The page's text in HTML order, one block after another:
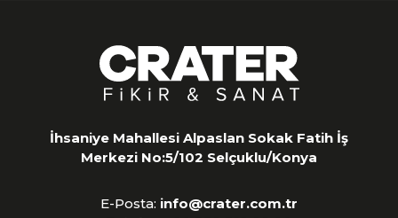
İhsaniye Mahallesi Alpaslan Sokak Fatih İş
Merkezi No:5/102 Selçuklu/Konya
E-Posta: info@crater.com.tr